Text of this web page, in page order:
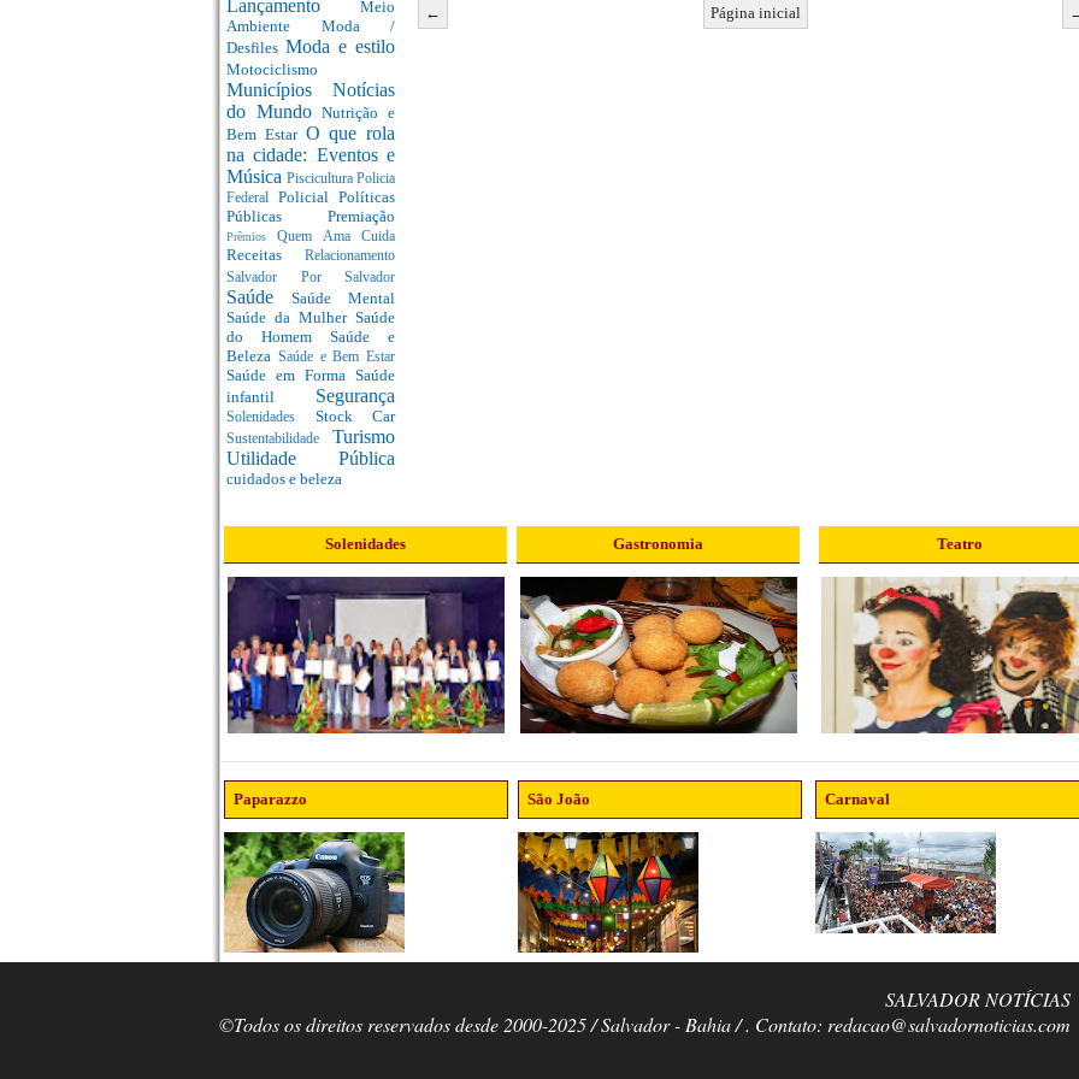
Lançamento Meio
Ambiente Moda /
Desfiles Moda e estilo
Motociclismo
Municípios Notícias
do MundoNutrição e
Bem Estar O que rola
na cidade: Eventos e
Música Piscicultura Policia
Federal Policial Políticas
Públicas Premiação
PrêmiosQuem Ama Cuida
Receitas Relacionamento
Salvador Por Salvador
Saúde Saúde Mental
Saúde da Mulher Saúde
do Homem Saúde e
Beleza Saúde e Bem Estar
Saúde em Forma Saúde
infantil Segurança
Solenidades Stock Car
Sustentabilidade Turismo
Utilidade Pública
cuidados e beleza
← Página inicial
Solenidades Gastronomia Teatro
Paparazzo São João Carnaval
SALVADOR NOTÍCIAS
©Todos os direitos reservados desde 2000-2025 / Salvador - Bahia / . Contato: redacao@salvadornoticias.com